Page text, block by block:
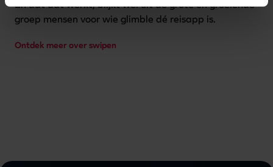
En dat dat werkt, blijkt wel uit de grote en groeiende
groep mensen voor wie glimble dé reisapp is.
Ontdek meer over swipen